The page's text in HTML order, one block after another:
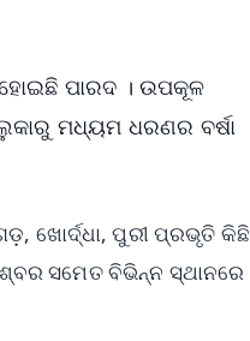
ପାରଦ । ଉପକୂଳ
ମଧ୍ୟମ ଧରଣର ବର୍ଷା
ଖୋର୍ଦ୍ଧା, ପୁରୀ ପ୍ରଭୃତି କିଛି
ସମେତ ବିଭିନ୍ନ ସ୍ଥାନରେ